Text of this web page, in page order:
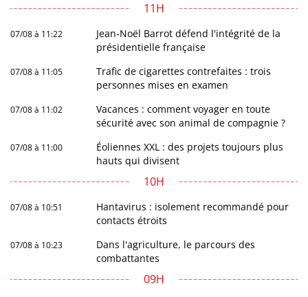
11H
07/08 à 11:22
Jean-Noël Barrot défend l'intégrité de la
présidentielle française
07/08 à 11:05
Trafic de cigarettes contrefaites : trois
personnes mises en examen
07/08 à 11:02
Vacances : comment voyager en toute
sécurité avec son animal de compagnie ?
07/08 à 11:00
Éoliennes XXL : des projets toujours plus
hauts qui divisent
10H
07/08 à 10:51
Hantavirus : isolement recommandé pour
contacts étroits
07/08 à 10:23
Dans l'agriculture, le parcours des
combattantes
09H